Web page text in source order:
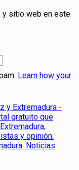
y sitio web en este
Learn how your